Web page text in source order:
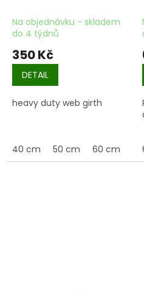
Na objednávku - skladem
do 4 týdnů
350 Kč
DETAIL
heavy duty web girth
40 cm 50 cm 60 cm